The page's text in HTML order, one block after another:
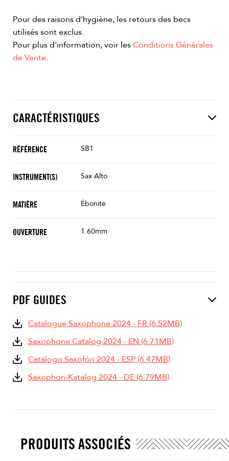
Pour des raisons d’hygiène, les retours des becs
utilisés sont exclus.
Pour plus d'information, voir lesConditions Générales
de Vente.
CARACTÉRISTIQUES
RÉFÉRENCE SB1
INSTRUMENT(S) Sax Alto
MATIÈRE Ébonite
OUVERTURE 1.60mm
PDF GUIDES
Catalogue Saxophone 2024 - FR (6.52MB)
Saxophone Catalog 2024 - EN (6.71MB)
Catálogo Saxofón 2024 - ESP (6.47MB)
Saxophon-Katalog 2024 - DE (6.79MB)
PRODUITS ASSOCIÉS